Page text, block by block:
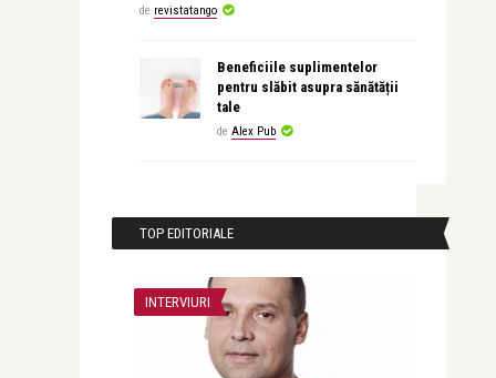
de revistatango
Beneficiile suplimentelor
pentru slăbit asupra sănătății
tale
de Alex Pub
TOP EDITORIALE
INTERVIURI